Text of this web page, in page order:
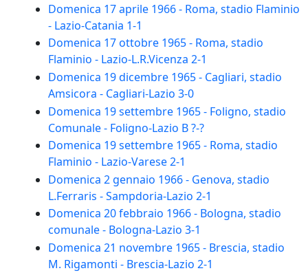
Domenica 17 aprile 1966 - Roma, stadio Flaminio
- Lazio-Catania 1-1
Domenica 17 ottobre 1965 - Roma, stadio
Flaminio - Lazio-L.R.Vicenza 2-1
Domenica 19 dicembre 1965 - Cagliari, stadio
Amsicora - Cagliari-Lazio 3-0
Domenica 19 settembre 1965 - Foligno, stadio
Comunale - Foligno-Lazio B ?-?
Domenica 19 settembre 1965 - Roma, stadio
Flaminio - Lazio-Varese 2-1
Domenica 2 gennaio 1966 - Genova, stadio
L.Ferraris - Sampdoria-Lazio 2-1
Domenica 20 febbraio 1966 - Bologna, stadio
comunale - Bologna-Lazio 3-1
Domenica 21 novembre 1965 - Brescia, stadio
M. Rigamonti - Brescia-Lazio 2-1